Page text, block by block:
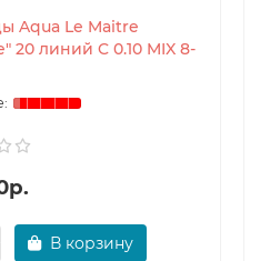
Aqua Le Maitre
20 линий C 0.10 MIX 8-
В корзину